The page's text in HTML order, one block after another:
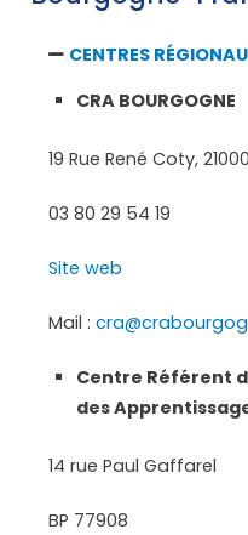
CENTRES
CRA BOURGOGNE
19 Rue René Coty,
03 80 29 54 19
Site web
Mail :
Centre Référent
des
14 rue Paul Gaffarel
BP 77908